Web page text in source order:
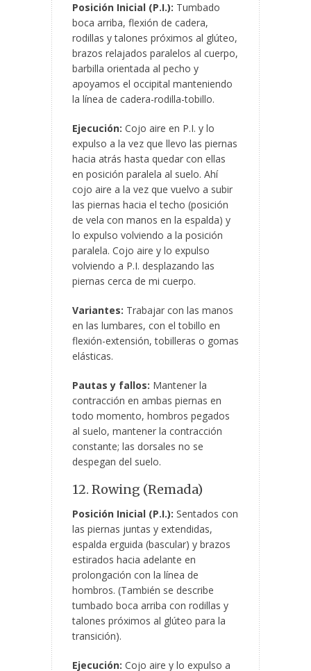
Posición Inicial (P.I.): Tumbado
boca arriba, flexión de cadera,
rodillas y talones próximos al glúteo,
brazos relajados paralelos al cuerpo,
barbilla orientada al pecho y
apoyamos el occipital manteniendo
la línea de cadera-rodilla-tobillo.
Ejecución: Cojo aire en P.I. y lo
expulso a la vez que llevo las piernas
hacia atrás hasta quedar con ellas
en posición paralela al suelo. Ahí
cojo aire a la vez que vuelvo a subir
las piernas hacia el techo (posición
de vela con manos en la espalda) y
lo expulso volviendo a la posición
paralela. Cojo aire y lo expulso
volviendo a P.I. desplazando las
piernas cerca de mi cuerpo.
Variantes: Trabajar con las manos
en las lumbares, con el tobillo en
flexión-extensión, tobilleras o gomas
elásticas.
Pautas y fallos: Mantener la
contracción en ambas piernas en
todo momento, hombros pegados
al suelo, mantener la contracción
constante; las dorsales no se
despegan del suelo.
12. Rowing (Remada)
Posición Inicial (P.I.): Sentados con
las piernas juntas y extendidas,
espalda erguida (bascular) y brazos
estirados hacia adelante en
prolongación con la línea de
hombros. (También se describe
tumbado boca arriba con rodillas y
talones próximos al glúteo para la
transición).
Ejecución: Cojo aire y lo expulso a